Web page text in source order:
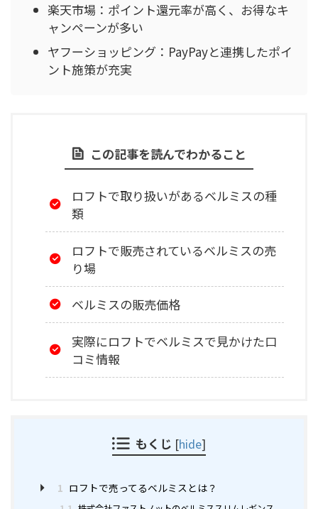
楽天市場：ポイント還元率が高く、お得なキ
ャンペーンが多い
ヤフーショッピング：PayPayと連携したポイ
ント施策が充実
この記事を読んでわかること
ロフトで取り扱いがあるベルミスの種
類
ロフトで販売されているベルミスの売
り場
ベルミスの販売価格
実際にロフトでベルミスで見かけた口
コミ情報
もくじ [hide]
1 ロフトで売ってるベルミスとは？